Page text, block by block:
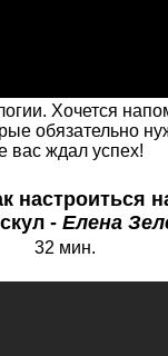
Хочется
обязательно
вас ждал успех!
настроиться
- Елена
32 мин.